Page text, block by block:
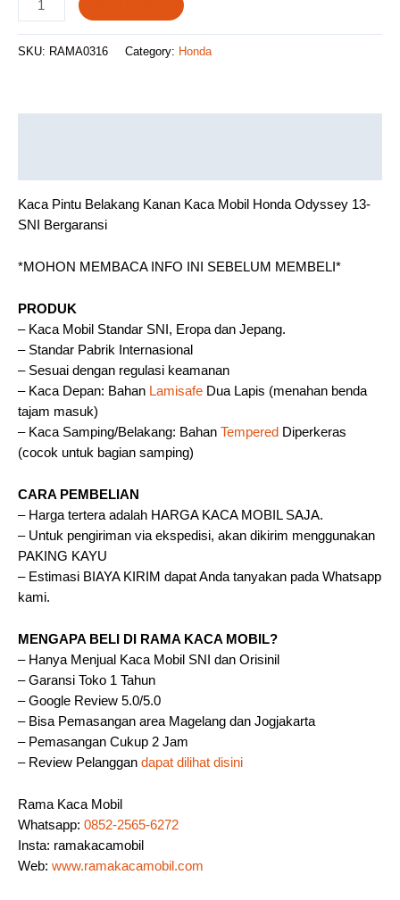
SKU: RAMA0316 Category: Honda
Kaca Pintu Belakang Kanan Kaca Mobil Honda Odyssey 13-
SNI Bergaransi
*MOHON MEMBACA INFO INI SEBELUM MEMBELI*
PRODUK
– Kaca Mobil Standar SNI, Eropa dan Jepang.
– Standar Pabrik Internasional
– Sesuai dengan regulasi keamanan
– Kaca Depan: Bahan Lamisafe Dua Lapis (menahan benda
tajam masuk)
– Kaca Samping/Belakang: Bahan Tempered Diperkeras
(cocok untuk bagian samping)
CARA PEMBELIAN
– Harga tertera adalah HARGA KACA MOBIL SAJA.
– Untuk pengiriman via ekspedisi, akan dikirim menggunakan
PAKING KAYU
– Estimasi BIAYA KIRIM dapat Anda tanyakan pada Whatsapp
kami.
MENGAPA BELI DI RAMA KACA MOBIL?
– Hanya Menjual Kaca Mobil SNI dan Orisinil
– Garansi Toko 1 Tahun
– Google Review 5.0/5.0
– Bisa Pemasangan area Magelang dan Jogjakarta
– Pemasangan Cukup 2 Jam
– Review Pelanggan dapat dilihat disini
Rama Kaca Mobil
Whatsapp: 0852-2565-6272
Insta: ramakacamobil
Web: www.ramakacamobil.com